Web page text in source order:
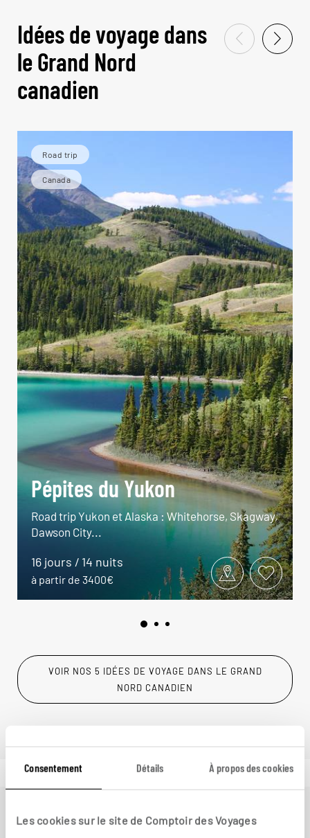
Consentement Détails À propos des cookies
Les cookies sur le site de Comptoir des Voyages
Idées de voyage dans
le Grand Nord
canadien
Road trip
Canada
Pépites du Yukon
Road trip Yukon et Alaska : Whitehorse, Skagway,
Dawson City...
16 jours / 14 nuits
à partir de 3400€
VOIR NOS 5 IDÉES DE VOYAGE DANS LE GRAND
NORD CANADIEN
Ailleursest le magazine web de Comptoir des